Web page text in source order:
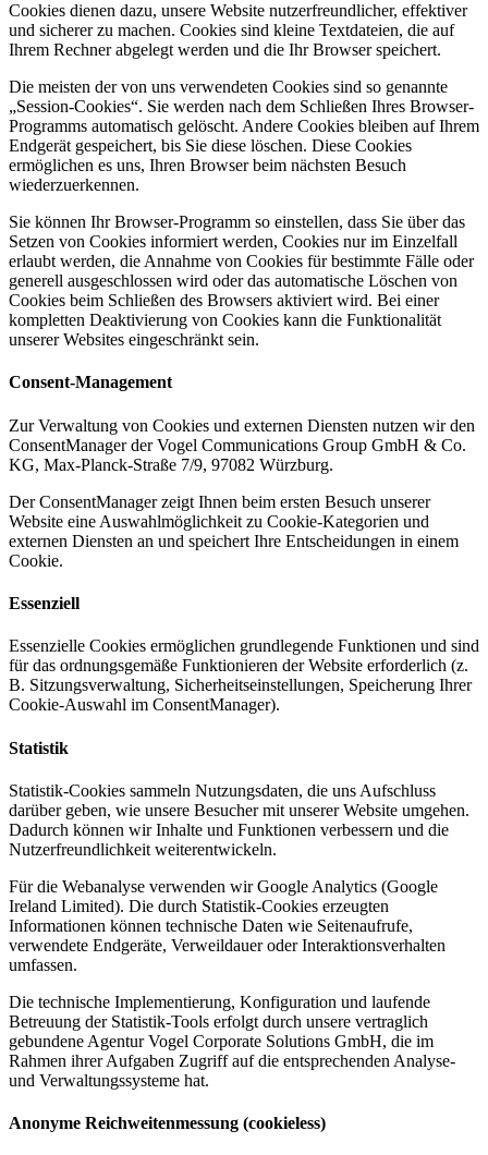
Cookies dienen dazu, unsere Website nutzerfreundlicher, effektiver
und sicherer zu machen. Cookies sind kleine Textdateien, die auf
Ihrem Rechner abgelegt werden und die Ihr Browser speichert.
Die meisten der von uns verwendeten Cookies sind so genannte
„Session-Cookies“. Sie werden nach dem Schließen Ihres Browser-
Programms automatisch gelöscht. Andere Cookies bleiben auf Ihrem
Endgerät gespeichert, bis Sie diese löschen. Diese Cookies
ermöglichen es uns, Ihren Browser beim nächsten Besuch
wiederzuerkennen.
Sie können Ihr Browser-Programm so einstellen, dass Sie über das
Setzen von Cookies informiert werden, Cookies nur im Einzelfall
erlaubt werden, die Annahme von Cookies für bestimmte Fälle oder
generell ausgeschlossen wird oder das automatische Löschen von
Cookies beim Schließen des Browsers aktiviert wird. Bei einer
kompletten Deaktivierung von Cookies kann die Funktionalität
unserer Websites eingeschränkt sein.
Consent-Management
Zur Verwaltung von Cookies und externen Diensten nutzen wir den
ConsentManager der Vogel Communications Group GmbH & Co.
KG, Max-Planck-Straße 7/9, 97082 Würzburg.
Der ConsentManager zeigt Ihnen beim ersten Besuch unserer
Website eine Auswahlmöglichkeit zu Cookie-Kategorien und
externen Diensten an und speichert Ihre Entscheidungen in einem
Cookie.
Essenziell
Essenzielle Cookies ermöglichen grundlegende Funktionen und sind
für das ordnungsgemäße Funktionieren der Website erforderlich (z.
B. Sitzungsverwaltung, Sicherheitseinstellungen, Speicherung Ihrer
Cookie-Auswahl im ConsentManager).
Statistik
Statistik-Cookies sammeln Nutzungsdaten, die uns Aufschluss
darüber geben, wie unsere Besucher mit unserer Website umgehen.
Dadurch können wir Inhalte und Funktionen verbessern und die
Nutzerfreundlichkeit weiterentwickeln.
Für die Webanalyse verwenden wir Google Analytics (Google
Ireland Limited). Die durch Statistik-Cookies erzeugten
Informationen können technische Daten wie Seitenaufrufe,
verwendete Endgeräte, Verweildauer oder Interaktionsverhalten
umfassen.
Die technische Implementierung, Konfiguration und laufende
Betreuung der Statistik-Tools erfolgt durch unsere vertraglich
gebundene Agentur Vogel Corporate Solutions GmbH, die im
Rahmen ihrer Aufgaben Zugriff auf die entsprechenden Analyse-
und Verwaltungssysteme hat.
Anonyme Reichweitenmessung (cookieless)